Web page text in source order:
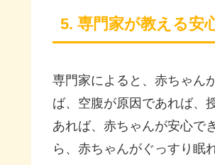
5. 専門家が教える安
専門家によると、赤ちゃん
ば、空腹が原因であれば、
あれば、赤ちゃんが安心で
ら、赤ちゃんがぐっすり眠